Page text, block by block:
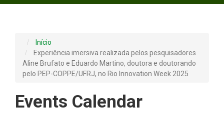
Início
Experiência imersiva realizada pelos pesquisadores
Aline Brufato e Eduardo Martino, doutora e doutorando
pelo PEP-COPPE/UFRJ, no Rio Innovation Week 2025
Events Calendar